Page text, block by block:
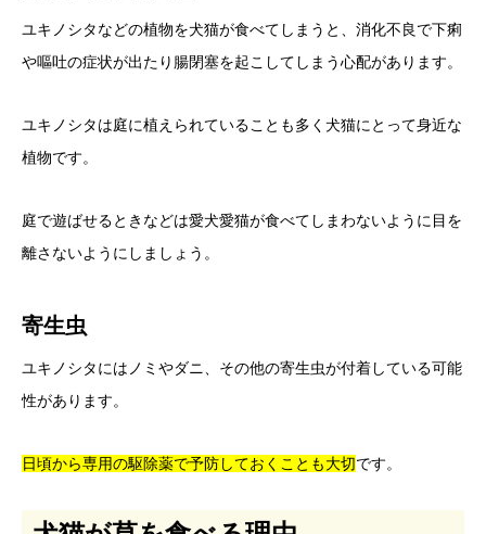
ユキノシタなどの植物を犬猫が食べてしまうと、消化不良で下痢
や嘔吐の症状が出たり腸閉塞を起こしてしまう心配があります。
ユキノシタは庭に植えられていることも多く犬猫にとって身近な
植物です。
庭で遊ばせるときなどは愛犬愛猫が食べてしまわないように目を
離さないようにしましょう。
寄生虫
ユキノシタにはノミやダニ、その他の寄生虫が付着している可能
性があります。
日頃から専用の駆除薬で予防しておくことも大切です。